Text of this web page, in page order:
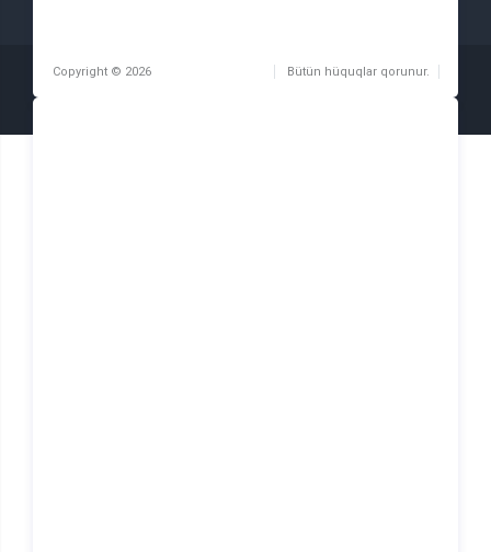
Copyright © 2026
Bütün hüquqlar qorunur.